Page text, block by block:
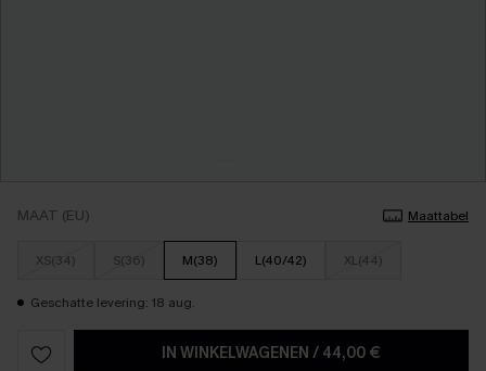
MAAT (EU) Maattabel
XS(34) S(36) M(38) L(40/42) XL(44)
Geschatte levering: 18 aug.
IN WINKELWAGENEN / 44,00 €